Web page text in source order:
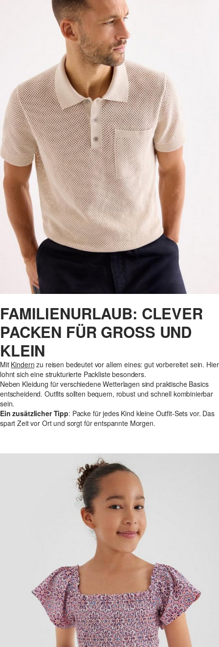
FAMILIENURLAUB: CLEVER
PACKEN FÜR GROSS UND K
LEIN
Mit Kindern zu reisen bedeutet vor allem eines: gut vorbereitet sein. Hier
lohnt sich eine strukturierte Packliste besonders.
Neben Kleidung für verschiedene Wetterlagen sind praktische Basics
entscheidend. Outfits sollten bequem, robust und schnell kombinierbar
sein.
Ein zusätzlicher Tipp: Packe für jedes Kind kleine Outfit-Sets vor. Das
spart Zeit vor Ort und sorgt für entspannte Morgen.